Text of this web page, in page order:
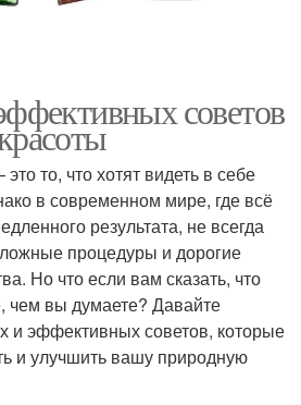
советов
то, что хотят видеть в себе
в современном мире, где всё
результата, не всегда
процедуры и дорогие
Но что если вам сказать, что
чем вы думаете? Давайте
и эффективных советов, которые
и улучшить вашу природную